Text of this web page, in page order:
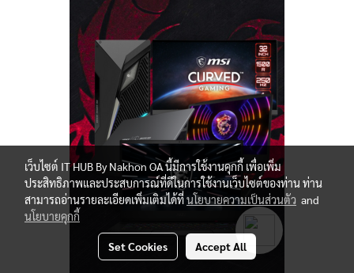
เว็บไซต์ IT HUB By Nakhon OA นี้มีการใช้งานคุกกี้ เพื่อเพิ่ม
ประสิทธิภาพและประสบการณ์ที่ดีในการใช้งานเว็บไซต์ของท่าน ท่าน
สามารถอ่านรายละเอียดเพิ่มเติมได้ที่นโยบายความเป็นส่วนตัว and
นโยบายคุกกี้
Set Cookies Accept All